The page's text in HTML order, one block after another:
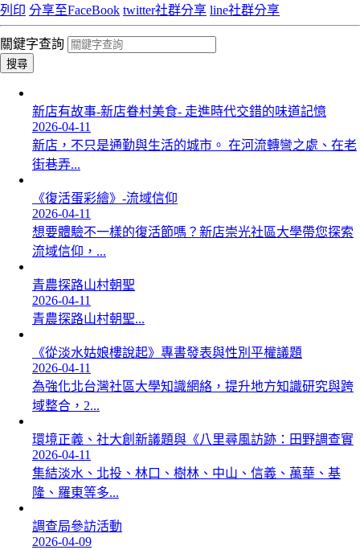
列印 分享至FaceBook twitter社群分享 line社群分享
關鍵字查詢
搜尋
新店有故事-新店眷村美食- 走進時代交錯的味道記憶
2026-04-11
新店，不只是通勤與生活的城市。 在河流轉彎之處、在老
街巷弄...
《復活蛋彩繪》-流域信仰
2026-04-11
想要體驗不一樣的復活節嗎？新店崇光社區大學帶您探索
流域信仰，...
青農探路山村朝聖
2026-04-11
青農探路山村朝聖...
《從淡水姑娘樓說起》專書發表與性別平權議題
2026-04-11
為強化北台灣社區大學知識網絡，提升地方知識研究與跨
域整合，2...
環境正義、社大創新議題與《八里尋風訪跡：田野調查實
2026-04-11
集結淡水、北投、林口、樹林、中山、信義、萬華、基
隆、羅東等多...
調查局參訪活動
2026-04-09